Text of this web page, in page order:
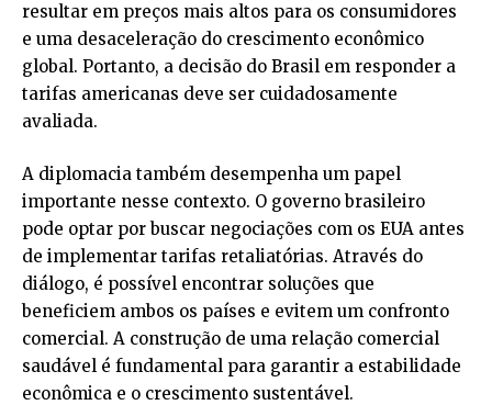
resultar em preços mais altos para os consumidores
e uma desaceleração do crescimento econômico
global. Portanto, a decisão do Brasil em responder a
tarifas americanas deve ser cuidadosamente
avaliada.
A diplomacia também desempenha um papel
importante nesse contexto. O governo brasileiro
pode optar por buscar negociações com os EUA antes
de implementar tarifas retaliatórias. Através do
diálogo, é possível encontrar soluções que
beneficiem ambos os países e evitem um confronto
comercial. A construção de uma relação comercial
saudável é fundamental para garantir a estabilidade
econômica e o crescimento sustentável.